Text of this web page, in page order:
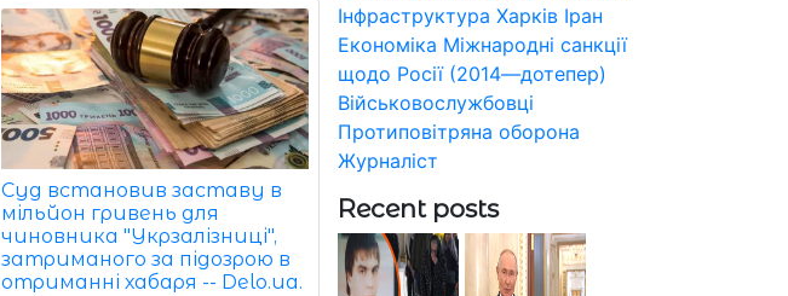
Суд встановив заставу в
мільйон гривень для
чиновника "Укрзалізниці",
затриманого за підозрою в
отриманні хабаря -- Delo.ua.
Інфраструктура Харків Іран
Економіка Міжнародні санкції
щодо Росії (2014—дотепер)
Військовослужбовці
Протиповітряна оборона
Журналіст
Recent posts